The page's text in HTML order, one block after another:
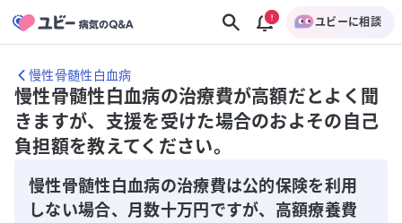
ユビーに相談
慢性骨髄性白血病
慢性骨髄性白血病の治療費が高額だとよく聞
きますが、支援を受けた場合のおよその自己
負担額を教えてください。
慢性骨髄性白血病の治療費は公的保険を利用
しない場合、月数十万円ですが、高額療養費